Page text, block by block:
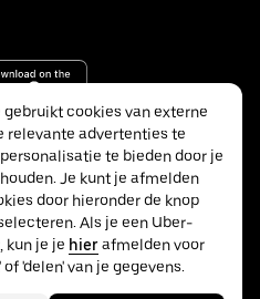
Voorwaarden
gebruikt cookies van externe
relevante advertenties te
te bieden door je
Je kunt je afmelden
door hieronder de knop
Als je een Uber-
kun je je hierafmelden voor
of 'delen' van je gegevens.